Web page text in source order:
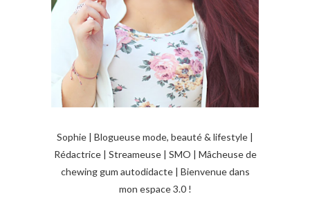
Sophie | Blogueuse mode, beauté & lifestyle |
Rédactrice | Streameuse | SMO | Mâcheuse de
chewing gum autodidacte | Bienvenue dans
mon espace 3.0 !